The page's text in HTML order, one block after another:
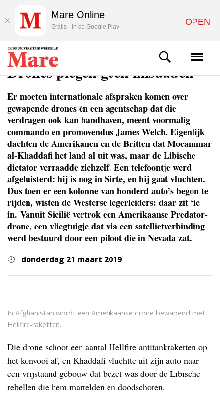
ACHTERGROND
Drones plegen geen misdaden
Er moeten internationale afspraken komen over
gewapende drones én een agentschap dat die
verdragen ook kan handhaven, meent voormalig
commando en promovendus James Welch. Eigenlijk
dachten de Amerikanen en de Britten dat Moeammar
al-Khaddafi het land al uit was, maar de Libische
dictator verraadde zichzelf. Een telefoontje werd
afgeluisterd: hij is nog in Sirte, en hij gaat vluchten.
Dus toen er een kolonne van honderd auto’s begon te
rijden, wisten de Westerse legerleiders: daar zit ‘ie
in. Vanuit Sicilië vertrok een Amerikaanse Predator-
drone, een vliegtuigje dat via een satellietverbinding
werd bestuurd door een piloot die in Nevada zat.
donderdag 21 maart 2019
In Afghanistan wordt een Amerikaanse drone bewapend met
Hellfire-raketten.
Die drone schoot een aantal Hellfire-antitankraketten op
het konvooi af, en Khaddafi vluchtte uit zijn auto naar
een vrijstaand gebouw dat bezet was door de Libische
rebellen die hem martelden en doodschoten.
Mare Online
Gratis - in de Google Play OPEN